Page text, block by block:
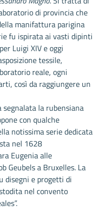
di provincia che
manifattura parigina
fu ispirata ai vasti dipinti
Luigi XIV e oggi
tessile,
reale, ogni
così da raggiungere un
la rubensiana
con qualche
notissima serie dedicata
nel 1628
Eugenia alle
Geubels a Bruxelles. La
disegni e progetti di
nel convento